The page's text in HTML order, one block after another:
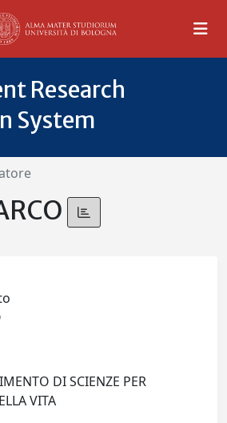
Research
System
DI SCIENZE PER
VITA